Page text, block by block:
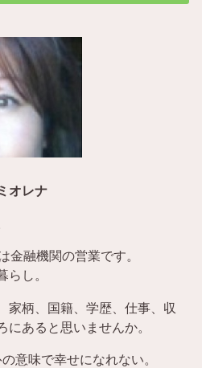
オレナ
金融機関の営業です。
らし。
家柄、国籍、学歴、仕事、収
あると思いませんか。
意味で幸せになれない。